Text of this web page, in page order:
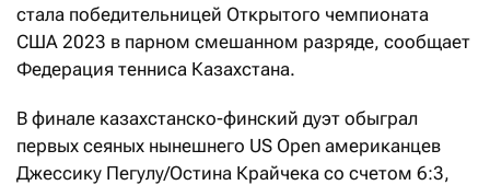
стала победительницей Открытого чемпионата
США 2023 в парном смешанном разряде, сообщает
Федерация тенниса Казахстана.
В финале казахстанско-финский дуэт обыграл
первых сеяных нынешнего US Open американцев
Джессику Пегулу/Остина Крайчека со счетом 6:3,